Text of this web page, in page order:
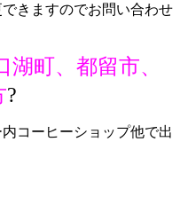
きますのでお問い合わせ
町、都留市、
?
コーヒーショップ他で出